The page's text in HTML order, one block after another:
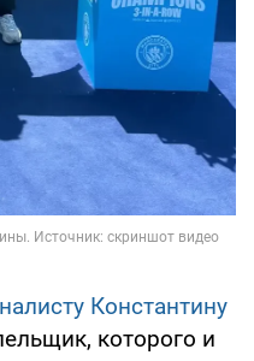
Константину
которого и